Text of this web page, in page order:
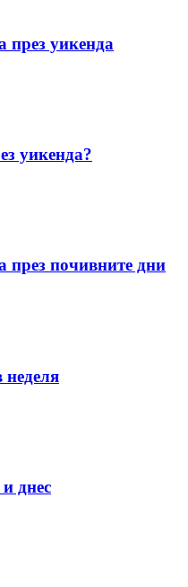
през уикенда
уикенда?
през почивните дни
неделя
днес